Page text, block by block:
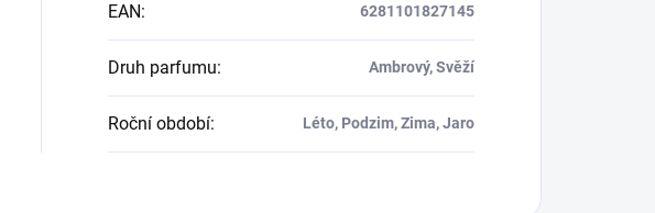
EAN: 6281101827145
Druh parfumu: Ambrový, Svěží
Roční období: Léto, Podzim, Zima, Jaro